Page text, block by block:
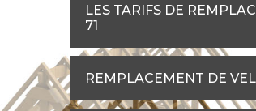
LES TARIFS DE
71
REMPLACEMENT DE